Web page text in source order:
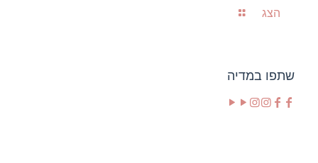
הצג
שתפו במדיה